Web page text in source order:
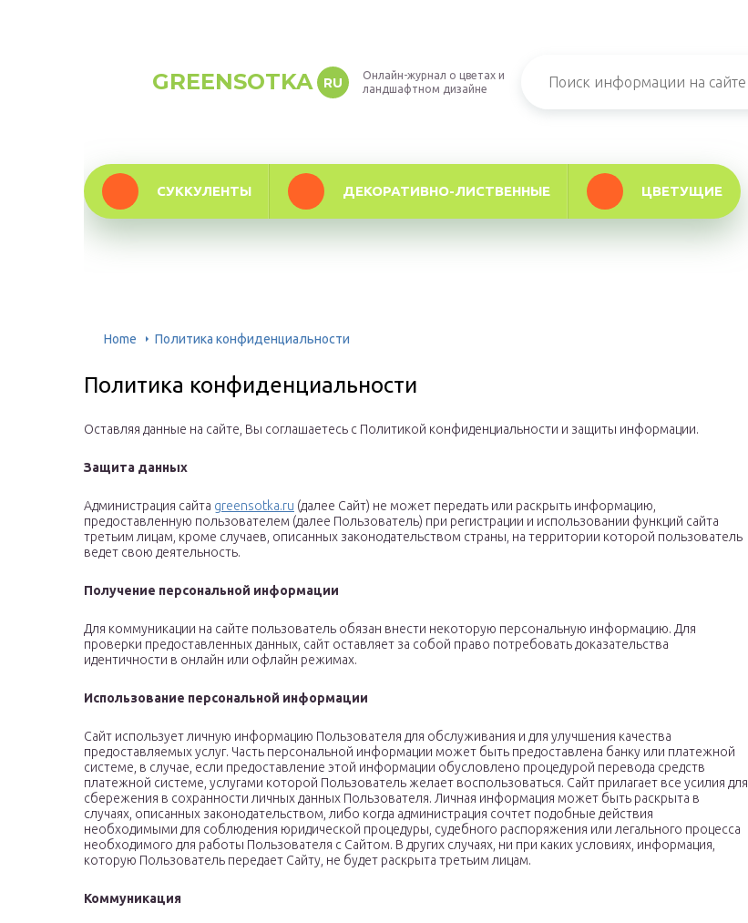
GREENSOTKA RU
Онлайн-журнал о цветах и
ландшафтном дизайне
СУККУЛЕНТЫ ДЕКОРАТИВНО-ЛИСТВЕННЫЕ ЦВЕТУЩИЕ
Home Политика конфиденциальности
Политика конфиденциальности
Оставляя данные на сайте, Вы соглашаетесь с Политикой конфиденциальности и защиты информации.
Защита данных
Администрация сайта greensotka.ru (далее Сайт) не может передать или раскрыть информацию,
предоставленную пользователем (далее Пользователь) при регистрации и использовании функций сайта
третьим лицам, кроме случаев, описанных законодательством страны, на территории которой пользователь
ведет свою деятельность.
Получение персональной информации
Для коммуникации на сайте пользователь обязан внести некоторую персональную информацию. Для
проверки предоставленных данных, сайт оставляет за собой право потребовать доказательства
идентичности в онлайн или офлайн режимах.
Использование персональной информации
Сайт использует личную информацию Пользователя для обслуживания и для улучшения качества
предоставляемых услуг. Часть персональной информации может быть предоставлена банку или платежной
системе, в случае, если предоставление этой информации обусловлено процедурой перевода средств
платежной системе, услугами которой Пользователь желает воспользоваться. Сайт прилагает все усилия для
сбережения в сохранности личных данных Пользователя. Личная информация может быть раскрыта в
случаях, описанных законодательством, либо когда администрация сочтет подобные действия
необходимыми для соблюдения юридической процедуры, судебного распоряжения или легального процесса
необходимого для работы Пользователя с Сайтом. В других случаях, ни при каких условиях, информация,
которую Пользователь передает Сайту, не будет раскрыта третьим лицам.
Коммуникация